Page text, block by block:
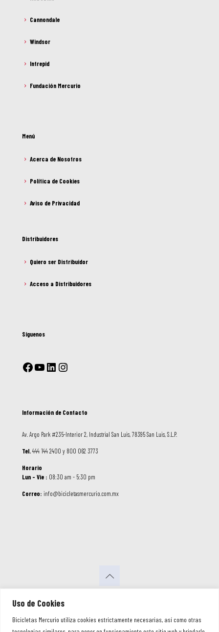
Uso de Cookies
Bicicletas Mercurio utiliza cookies estrictamente necesarias, así como otras
Cannondale
Windsor
Intrepid
Fundación Mercurio
Menú
Acerca de Nosotros
Política de Cookies
Aviso de Privacidad
Distribuidores
Quiero ser Distribuidor
Acceso a Distribuidores
Síguenos
Información de Contacto
Av. Argo Park #235-Interior 2, Industrial San Luis, 78395 San Luis, S.L.P.
Tel.444 144 2400 y 800 062 3773
Horario
Lun – Vie : 08:30 am - 5:30 pm
Correo: info@bicicletasmercurio.com.mx